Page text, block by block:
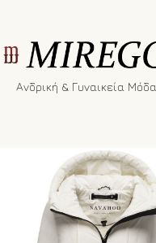
Ανδρική & Γυναικεία Μόδα